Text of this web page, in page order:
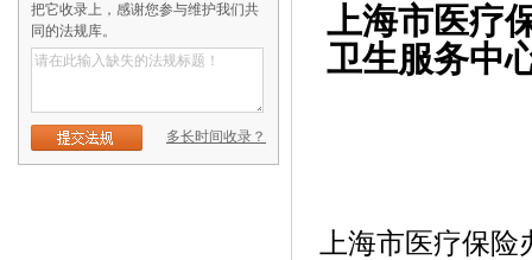
把它收录上，感谢您参与维护我们共
同的法规库。
多长时间收录？
上海市医疗
卫生服务中
上海市医疗保